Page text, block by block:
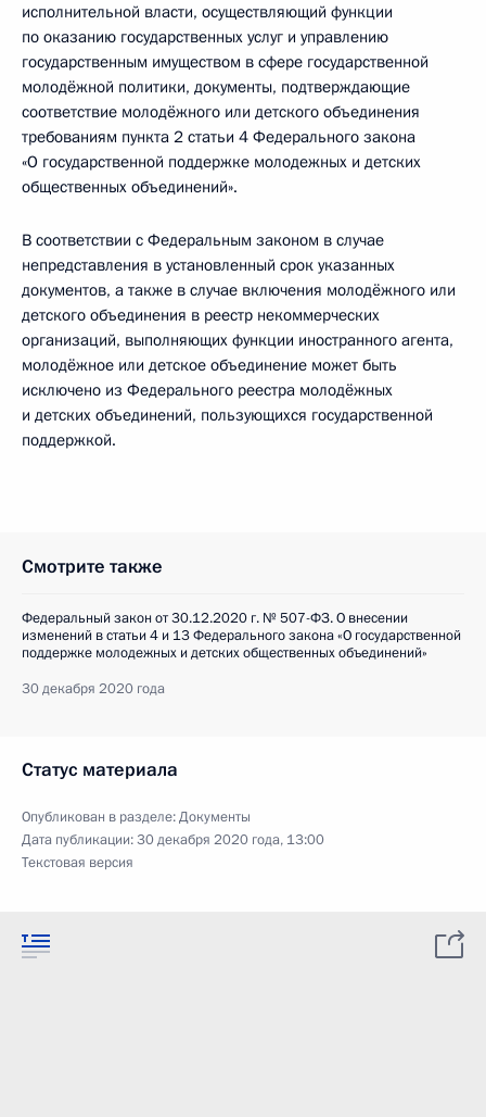
исполнительной власти, осуществляющий функции
по оказанию государственных услуг и управлению
государственным имуществом в сфере государственной
молодёжной политики, документы, подтверждающие
соответствие молодёжного или детского объединения
требованиям пункта 2 статьи 4 Федерального закона
«О государственной поддержке молодежных и детских
общественных объединений».
В соответствии с Федеральным законом в случае
непредставления в установленный срок указанных
документов, а также в случае включения молодёжного или
детского объединения в реестр некоммерческих
организаций, выполняющих функции иностранного агента,
молодёжное или детское объединение может быть
исключено из Федерального реестра молодёжных
и детских объединений, пользующихся государственной
поддержкой.
Смотрите также
Федеральный закон от 30.12.2020 г. № 507-ФЗ. О внесении
изменений в статьи 4 и 13 Федерального закона «О государственной
поддержке молодежных и детских общественных объединений»
30 декабря 2020 года
Статус материала
Опубликован в разделе:Документы
Дата публикации:30 декабря 2020 года, 13:00
Текстовая версия